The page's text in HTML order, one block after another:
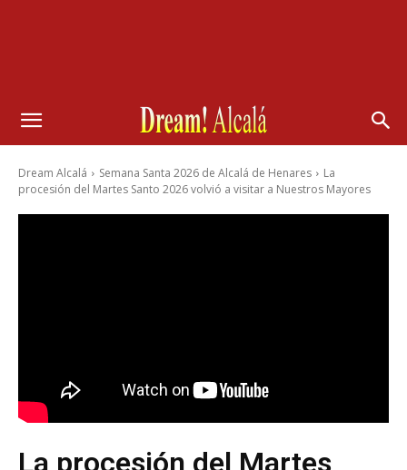
Dream Alcalá Semana Santa 2026 de Alcalá de Henares
La
procesión del Martes Santo 2026 volvió a visitar a Nuestros Mayores
La procesión del Martes